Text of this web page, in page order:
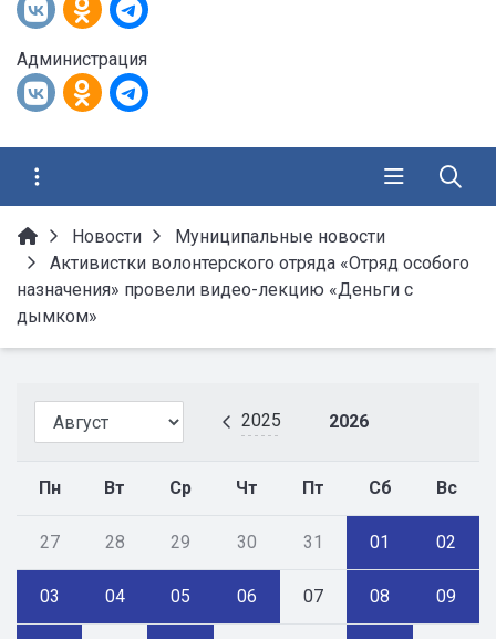
Администрация
Новости
Муниципальные новости
Активистки волонтерского отряда «Отряд особого
назначения» провели видео-лекцию «Деньги с
дымком»
2025 2026
Пн Вт Ср Чт Пт Сб Вс
27 28 29 30 31 01 02
03 04 05 06 07 08 09